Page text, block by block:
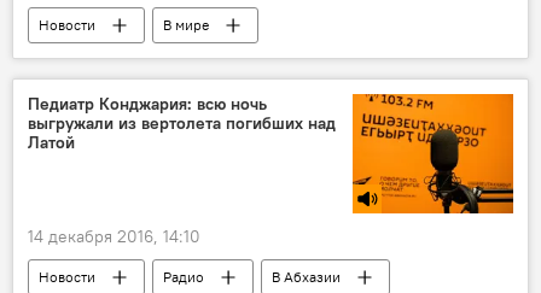
Новости В мире
Педиатр Конджария: всю ночь
выгружали из вертолета погибших над
Латой
14 декабря 2016, 14:10
Новости Радио В Абхазии